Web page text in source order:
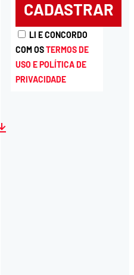
LI E CONCORDO
COM OSTERMOS DE
USO E POLÍTICA DE
PRIVACIDADE